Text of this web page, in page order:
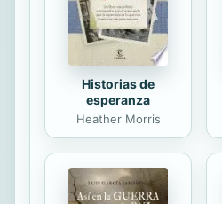
permitido que...
Historias de
esperanza
Heather Morris